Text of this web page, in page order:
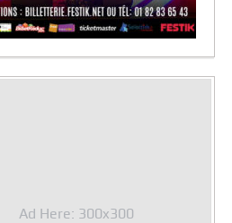
Ad Here: 300x300